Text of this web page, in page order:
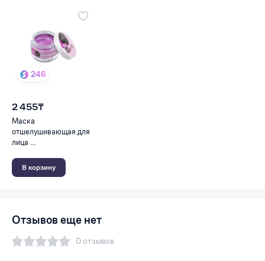
246
2 455₸
Маска
отшелушивающая для
лица ...
В корзину
Отзывов еще нет
0 отзывов